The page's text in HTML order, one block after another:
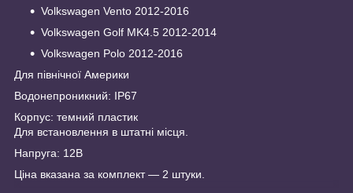
Volkswagen Vento 2012-2016
Volkswagen Golf MK4.5 2012-2014
Volkswagen Polo 2012-2016
Для північної Америки
Водонепроникний: IP67
Корпус: темний пластик
Для встановлення в штатні місця.
Напруга: 12В
Ціна вказана за комплект — 2 штуки.